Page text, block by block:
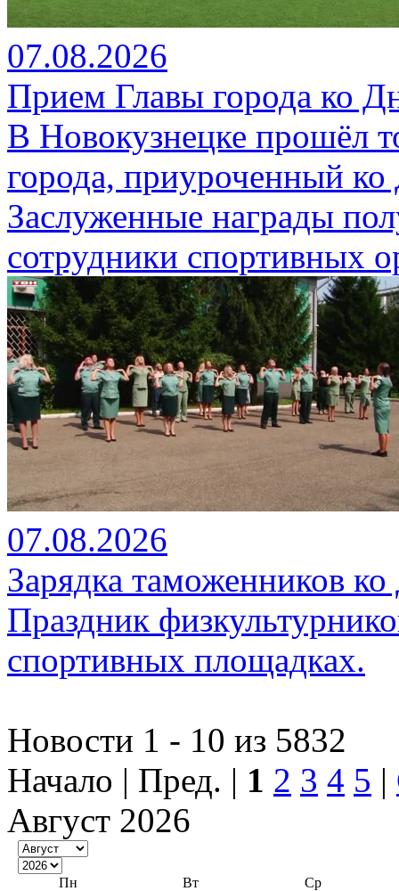
07.08.2026
Прием Главы города ко
В Новокузнецке прошёл
города, приуроченный
Заслуженные награды
сотрудники спортивных
07.08.2026
Зарядка таможенников
Праздник
спортивных площадках.
Новости 1 - 10 из 5832
Начало | Пред. | 1 2 3 4 5 |
Август 2026
Пн Вт
Ср